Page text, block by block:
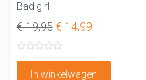
Bad girl
€ 19,95 € 14,99
In winkelwagen